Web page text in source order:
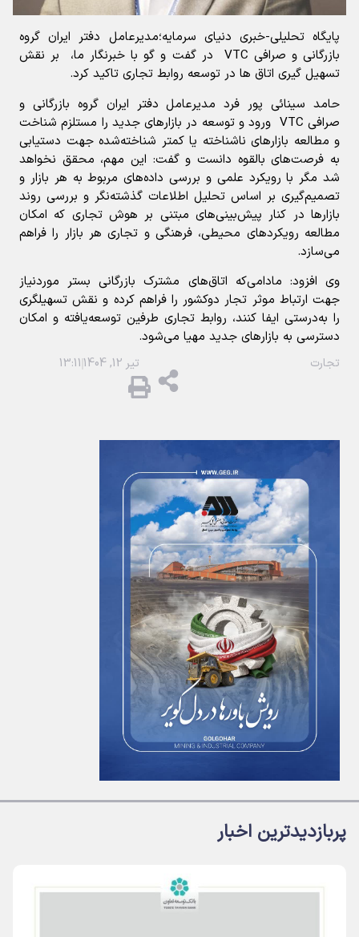
پایگاه تحلیلی-خبری دنیای سرمایه؛مديرعامل دفتر ايران گروه
بازرگاني و صرافي VTC در گفت و گو با خبرنگار ما، بر نقش
تسهیل گیری اتاق ها در توسعه روابط تجاری تاکید کرد.
حامد سينائي پور فرد مديرعامل دفتر ايران گروه بازرگاني و
صرافي VTC ورود و توسعه در بازارهاي جديد را مستلزم شناخت
و مطالعه بازارهاي ناشناخته يا کمتر شناخته‌شده جهت دستيابي
به فرصت‌هاي بالقوه دانست و گفت: اين مهم، محقق نخواهد
شد مگر با رويکرد علمي و بررسي داده‌هاي مربوط به هر بازار و
تصميم‌گيري بر اساس تحليل اطلاعات گذشته‌نگر و بررسي روند
بازارها در کنار پيش‌بيني‌هاي مبتني بر هوش تجاري که امکان
مطالعه رويکردهاي محيطي، فرهنگي و تجاري هر بازار را فراهم
مي‌سازد.
وی افزود: مادامي‌که اتاق‌هاي مشترک بازرگاني بستر موردنياز
جهت ارتباط موثر تجار دو‌کشور را فراهم کرده و نقش تسهيلگري
را به‌درستي ايفا کنند، روابط تجاري طرفين توسعه‌يافته و امکان
دسترسي به بازارهاي جديد مهيا مي‌شود.
تجارت تیر 12, 1404 13:11
پربازدیدترین اخبار